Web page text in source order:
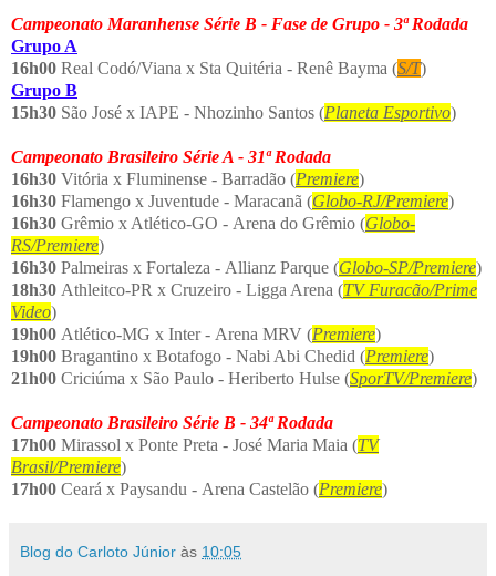
Campeonato Maranhense Série B - Fase de Grupo - 3ª Rodada
Grupo A
16h00 Real Codó/Viana x Sta Quitéria - Renê Bayma (S/T)
Grupo B
15h30 São José x IAPE - Nhozinho Santos (Planeta Esportivo)
Campeonato Brasileiro Série A - 31ª Rodada
16h30 Vitória x Fluminense - Barradão (Premiere)
16h30 Flamengo x Juventude - Maracanã (Globo-RJ/Premiere)
16h30 Grêmio x Atlético-GO - Arena do Grêmio (Globo-
RS/Premiere)
16h30 Palmeiras x Fortaleza - Allianz Parque (Globo-SP/Premiere)
18h30 Athleitco-PR x Cruzeiro - Ligga Arena (TV Furacão/Prime
Video)
19h00 Atlético-MG x Inter - Arena MRV (Premiere)
19h00 Bragantino x Botafogo - Nabi Abi Chedid (Premiere)
21h00 Criciúma x São Paulo - Heriberto Hulse (SporTV/Premiere)
Campeonato Brasileiro Série B - 34ª Rodada
17h00 Mirassol x Ponte Preta - José Maria Maia (TV
Brasil/Premiere)
17h00 Ceará x Paysandu - Arena Castelão (Premiere)
Blog do Carloto Júnior às 10:05